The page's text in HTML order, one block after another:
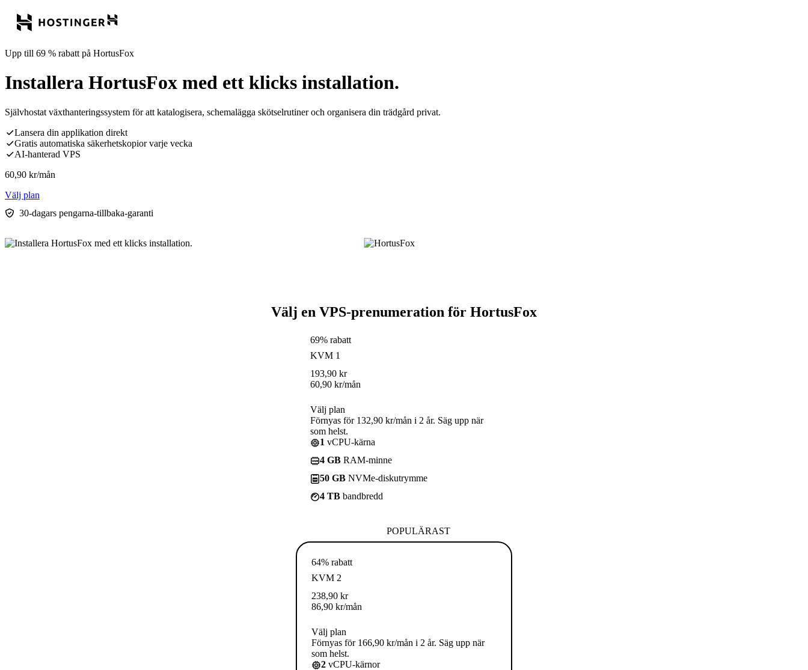
Upp till 69 % rabatt på HortusFox
Installera HortusFox med ett klicks installation.
Självhostat växthanteringssystem för att katalogisera, schemalägga skötselrutiner och organisera din trädgård privat.
Lansera din applikation direkt
Gratis automatiska säkerhetskopior varje vecka
AI-hanterad VPS
60,90 kr/mån
Välj plan
30-dagars pengarna-tillbaka-garanti
Välj en VPS-prenumeration för HortusFox
69% rabatt
KVM 1
193,90 kr
60,90 kr/mån
Välj plan
Förnyas för 132,90 kr/mån i 2 år. Säg upp när
som helst.
1 vCPU-kärna
4 GB RAM-minne
50 GB NVMe-diskutrymme
4 TB bandbredd
POPULÄRAST
64% rabatt
KVM 2
238,90 kr
86,90 kr/mån
Välj plan
Förnyas för 166,90 kr/mån i 2 år. Säg upp när
som helst.
2 vCPU-kärnor